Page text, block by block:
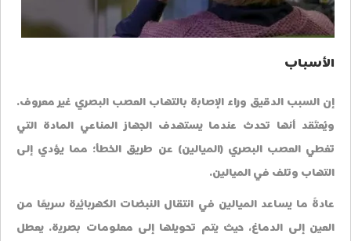
الأسباب
إن السبب الدقيق وراء الإصابة بالتهاب العصب البصري غير معروف.
ويُعتَقد أنها تحدث عندما يستهدف الجهاز المناعي المادة التي
تغطي العصب البصري (الميالين) عن طريق الخطأ؛ مما يؤدي إلى
التهاب وتلف في الميالين.
عادةً ما يساعد الميالين في انتقال النبضات الكهربائية سريعًا من
العين إلى الدماغ، حيث يتم تحويلها إلى معلومات بصرية. يعطل